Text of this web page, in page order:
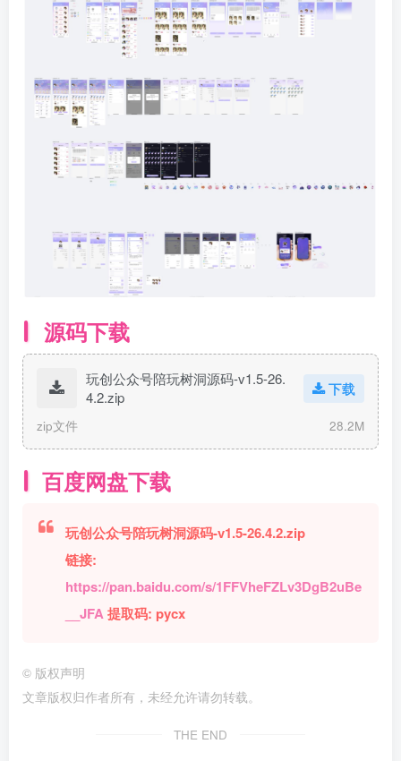
源码下载
玩创公众号陪玩树洞源码-v1.5-26.
4.2.zip
下载
zip文件 28.2M
百度网盘下载
玩创公众号陪玩树洞源码-v1.5-26.4.2.zip
链接:
https://pan.baidu.com/s/1FFVheFZLv3DgB2uBe
__JFA提取码: pycx
© 版权声明
文章版权归作者所有，未经允许请勿转载。
THE END